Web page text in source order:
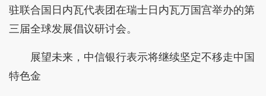
驻联合国日内瓦代表团在瑞士日内瓦万国宫举办的第
三届全球发展倡议研讨会。
展望未来，中信银行表示将继续坚定不移走中国
特色金